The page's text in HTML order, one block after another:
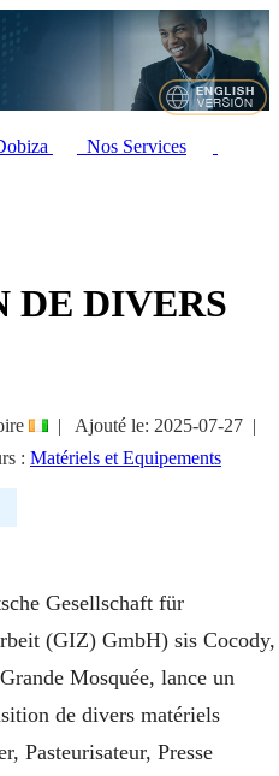
Nos Services
DE DIVERS
| Ajouté le: 2025-07-27 |
: Matériels et Equipements
Gesellschaft für
(GIZ) GmbH) sis Cocody,
Mosquée, lance un
de divers matériels
Pasteurisateur, Presse